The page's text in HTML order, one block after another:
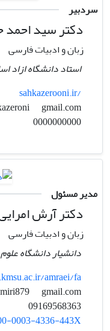
سردبیر
دکتر سید احمد
زبان و ادبیات فارسی
استاد دانشگاه ازاد
sahkazerooni.ir/
gmail.com
مدیر مسئول
دکتر آرش
زبان و ادبیات فارسی
دانشیار دانشگاه
amraei/fa
gmail.com
0003-4336-443X